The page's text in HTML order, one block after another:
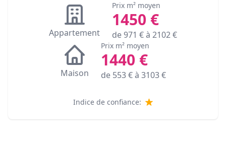
Appartement
Prix m² moyen
1450 €
de971 € à 2102€
Maison
Prix m² moyen
1440 €
de 553€ à 3103€
Indice de confiance: